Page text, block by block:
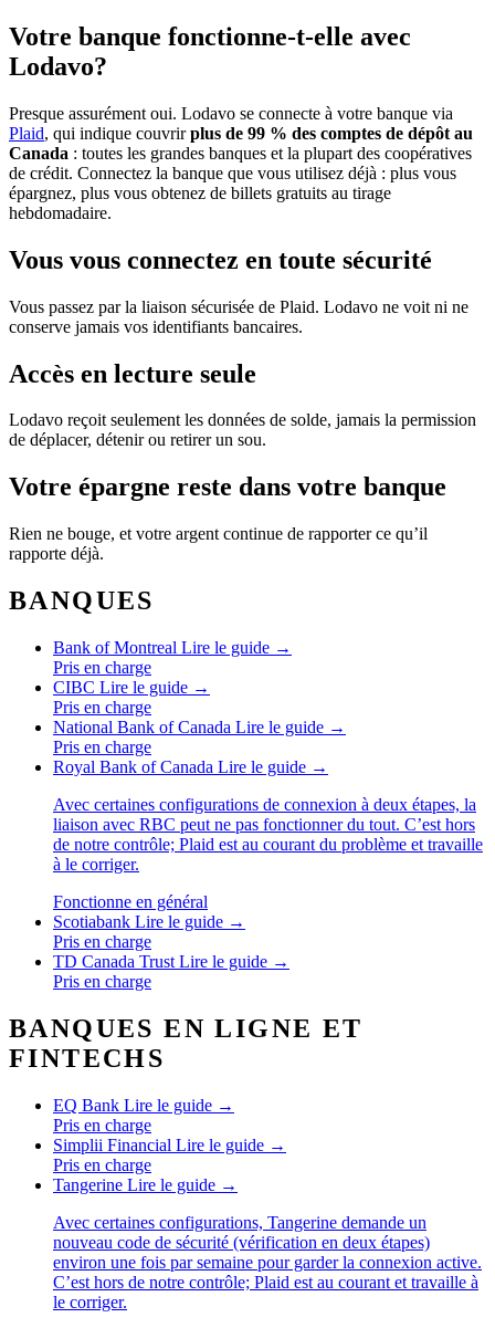
Votre banque fonctionne-t-elle avec
Lodavo?
Presque assurément oui. Lodavo se connecte à votre banque via
Plaid, qui indique couvrirplus de 99 % des comptes de dépôt au
Canada : toutes les grandes banques et la plupart des coopératives
de crédit. Connectez la banque que vous utilisez déjà : plus vous
épargnez, plus vous obtenez de billets gratuits au tirage
hebdomadaire.
Vous vous connectez en toute sécurité
Vous passez par la liaison sécurisée de Plaid. Lodavo ne voit ni ne
conserve jamais vos identifiants bancaires.
Accès en lecture seule
Lodavo reçoit seulement les données de solde, jamais la permission
de déplacer, détenir ou retirer un sou.
Votre épargne reste dans votre banque
Rien ne bouge, et votre argent continue de rapporter ce qu’il
rapporte déjà.
BANQUES
Bank of Montreal Lire le guide →
Pris en charge
CIBC Lire le guide →
Pris en charge
National Bank of Canada Lire le guide →
Pris en charge
Royal Bank of Canada Lire le guide →
Avec certaines configurations de connexion à deux étapes, la
liaison avec RBC peut ne pas fonctionner du tout. C’est hors
de notre contrôle; Plaid est au courant du problème et travaille
à le corriger.
Fonctionne en général
Scotiabank Lire le guide →
Pris en charge
TD Canada Trust Lire le guide →
Pris en charge
BANQUES EN LIGNE ET
FINTECHS
EQ Bank Lire le guide →
Pris en charge
Simplii Financial Lire le guide →
Pris en charge
Tangerine Lire le guide →
Avec certaines configurations, Tangerine demande un
nouveau code de sécurité (vérification en deux étapes)
environ une fois par semaine pour garder la connexion active.
C’est hors de notre contrôle; Plaid est au courant et travaille à
le corriger.